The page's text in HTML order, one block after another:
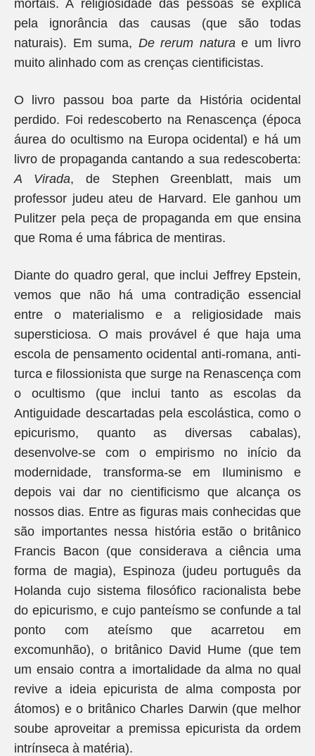
mortais. A religiosidade das pessoas se explica
pela ignorância das causas (que são todas
naturais). Em suma, De rerum naturae um livro
muito alinhado com as crenças cientificistas.
O livro passou boa parte da História ocidental
perdido. Foi redescoberto na Renascença (época
áurea do ocultismo na Europa ocidental) e há um
livro de propaganda cantando a sua redescoberta:
A Virada, de Stephen Greenblatt, mais um
professor judeu ateu de Harvard. Ele ganhou um
Pulitzer pela peça de propaganda em que ensina
que Roma é uma fábrica de mentiras.
Diante do quadro geral, que inclui Jeffrey Epstein,
vemos que não há uma contradição essencial
entre o materialismo e a religiosidade mais
supersticiosa. O mais provável é que haja uma
escola de pensamento ocidental anti-romana, anti-
turca e filossionista que surge na Renascença com
o ocultismo (que inclui tanto as escolas da
Antiguidade descartadas pela escolástica, como o
epicurismo, quanto as diversas cabalas),
desenvolve-se com o empirismo no início da
modernidade, transforma-se em Iluminismo e
depois vai dar no cientificismo que alcança os
nossos dias. Entre as figuras mais conhecidas que
são importantes nessa história estão o britânico
Francis Bacon (que considerava a ciência uma
forma de magia), Espinoza (judeu português da
Holanda cujo sistema filosófico racionalista bebe
do epicurismo, e cujo panteísmo se confunde a tal
ponto com ateísmo que acarretou em
excomunhão), o britânico David Hume (que tem
um ensaio contra a imortalidade da alma no qual
revive a ideia epicurista de alma composta por
átomos) e o britânico Charles Darwin (que melhor
soube aproveitar a premissa epicurista da ordem
intrínseca à matéria).